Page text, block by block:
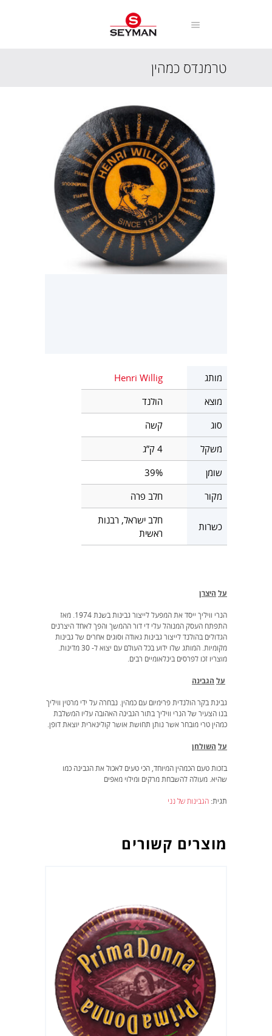
טרמנדס כמהין
מותג
Henri Willig
מוצא
הולנד
סוג
קשה
משקל
4 ק”ג
שומן
39%
מקור
חלב פרה
כשרות
חלב ישראל, רבנות
ראשית
על היצרן
הנרי וויליך ייסד את המפעל לייצור גבינות בשנת 1974. מאז
התפתח העסק המנוהל עלי די דור ההמשך והפך לאחד היצרנים
הגדולים בהולנד לייצור גבינות גאודה וסוגים אחרים של גבינות
מקומיות. המותג שלו ידוע בכל העולם עם יצוא ל- 30 מדינות.
מוצריו זכו לפרסים בינלאומיים רבים.
על הגבינה
גבינת בקר הולנדית פרימיום עם כמהין. נבחרה על ידי מרטין וויליך
בנו הצעיר של הנרי וויליך בתור הגבינה האהובה עליו המשלבת
כמהין טרי מובחר אשר נותן תחושת אושר קולינארית יוצאת דופן.
על השולחן
בזכות טעם הכמהין המיוחד, הכי טעים לאכול את הגבינה כמו
שהיא. מעולה להשבחת מרקים ומילוי מאפים
תגית: הגבינות של נני
מוצרים קשורים